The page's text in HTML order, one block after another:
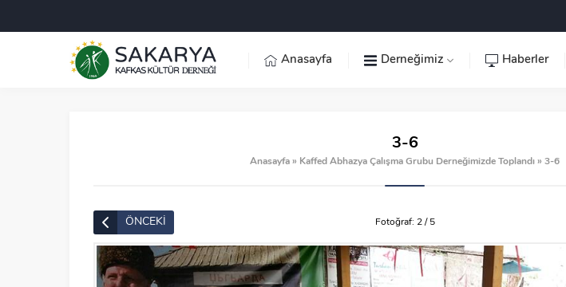
Anasayfa Derneğimiz Haberler
3-6
Anasayfa » Kaffed Abhazya Çalışma Grubu Derneğimizde Toplandı » 3-6
ÖNCEKİ Fotoğraf: 2 / 5